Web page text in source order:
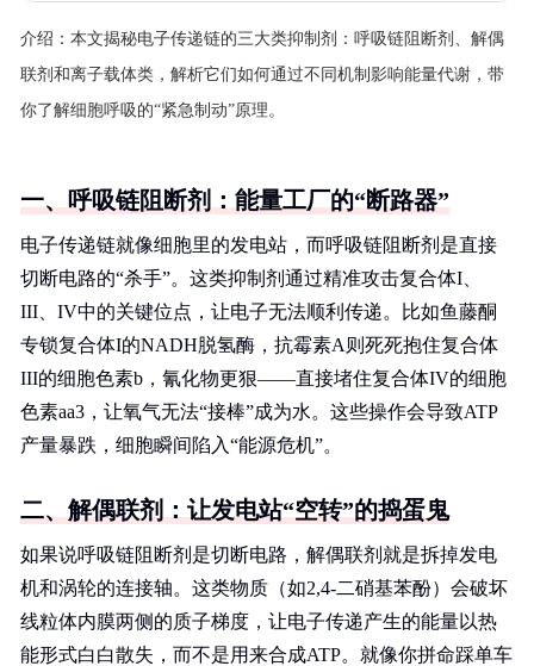
介绍： 本文揭秘电子传递链的三大类抑制剂：呼吸链阻断剂、解偶
联剂和离子载体类，解析它们如何通过不同机制影响能量代谢，带
你了解细胞呼吸的“紧急制动”原理。
一、呼吸链阻断剂：能量工厂的“断路器”
电子传递链就像细胞里的发电站，而呼吸链阻断剂是直接
切断电路的“杀手”。这类抑制剂通过精准攻击复合体I、
III、IV中的关键位点，让电子无法顺利传递。比如鱼藤酮
专锁复合体I的NADH脱氢酶，抗霉素A则死死抱住复合体
III的细胞色素b，氰化物更狠——直接堵住复合体IV的细胞
色素aa3，让氧气无法“接棒”成为水。这些操作会导致ATP
产量暴跌，细胞瞬间陷入“能源危机”。
二、解偶联剂：让发电站“空转”的捣蛋鬼
如果说呼吸链阻断剂是切断电路，解偶联剂就是拆掉发电
机和涡轮的连接轴。这类物质（如2,4-二硝基苯酚）会破坏
线粒体内膜两侧的质子梯度，让电子传递产生的能量以热
能形式白白散失，而不是用来合成ATP。就像你拼命踩单车